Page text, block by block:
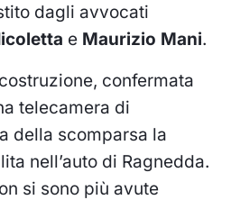
dagli avvocati
e Maurizio Mani.
confermata
telecamera di
della scomparsa la
nell’auto di Ragnedda.
si sono più avute